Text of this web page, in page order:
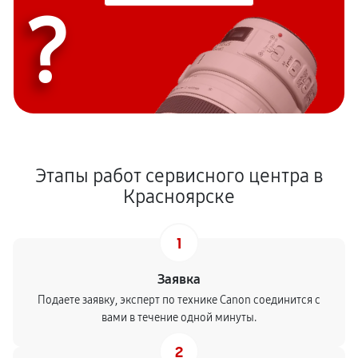
?
Этапы работ сервисного центра в
Красноярске
1
Заявка
Подаете заявку, эксперт по технике Canon соединится с
вами в течение одной минуты.
2